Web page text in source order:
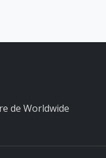
de Worldwide